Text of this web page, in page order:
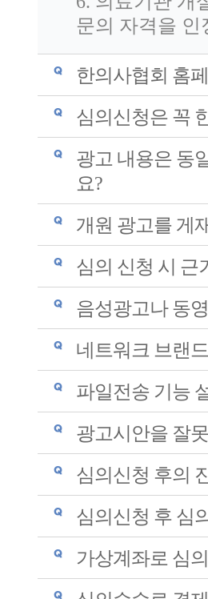
문의 자격을 인
한의사협회 홈
심의신청은 꼭
광고 내용은 동
요?
개원 광고를 게
심의 신청 시 근
음성광고나 동
네트워크 브랜
파일전송 기능
광고시안을 잘
심의신청 후의
심의신청 후 심
가상계좌로 심